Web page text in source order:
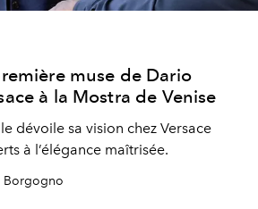
muse de Dario
à la Mostra de Venise
dévoile sa vision chez Versace
à l’élégance maîtrisée.
Borgogno